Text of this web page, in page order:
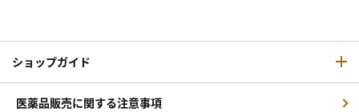
ショップガイド
医薬品販売に関する注意事項